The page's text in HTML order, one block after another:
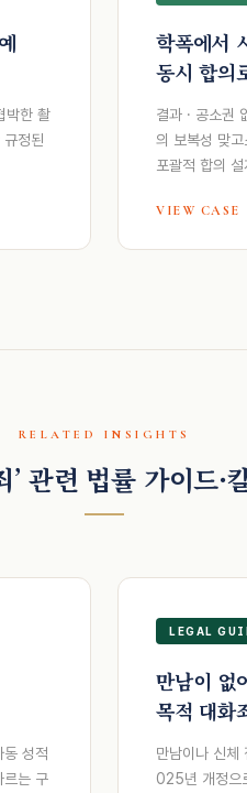
박한 촬
정된
학폭에서
동시 합의
결과 · 공소권
의 보복성 맞고
포괄적 합의
VIEW CASE
RELATED INSIGHTS
’ 관련 법률 가이드·
동 성적
르는 구
LEGAL
만남이 없
목적 대화
만남이나 신체
025년 개정으